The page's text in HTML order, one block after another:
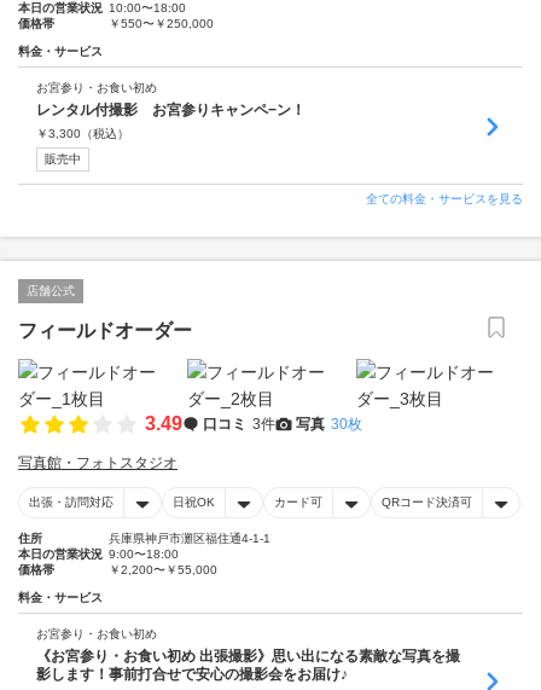
本日の営業状況 10:00〜18:00
価格帯
￥550〜￥250,000
料金・サービス
お宮参り・お食い初め
レンタル付撮影 お宮参りキャンペ−ン！
￥3,300 （税込）
販売中
全ての料金・サービスを見る
店舗公式
フィールドオーダー
3.49 口コミ 3件 写真 30枚
写真館・フォトスタジオ
出張・訪問対応 日祝OK カード可 QRコード決済可
住所
兵庫県神戸市灘区福住通4-1-1
本日の営業状況 9:00〜18:00
価格帯
￥2,200〜￥55,000
料金・サービス
お宮参り・お食い初め
《お宮参り・お食い初め 出張撮影》思い出になる素敵な写真を撮
影します！事前打合せで安心の撮影会をお届け♪